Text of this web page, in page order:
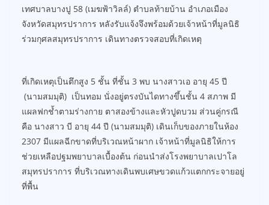
เทศบาลบางปู 58 (เมฆฟ้าวิลล์) ตำบลท้ายบ้าน อำเภอเมือง
จังหวัดสมุทรปราการ หลังรับแจ้งจึงพร้อมด้วยเจ้าหน้าที่มูลนิธิ
ร่วมกุศลสมุทรปราการ เดินทางตรวจสอบที่เกิดเหตุ
ที่เกิดเหตุเป็นตึกสูง 5 ชั้น ที่ชั้น 3 พบ นางสาวเอ อายุ 45 ปี
(นามสมมุติ) เป็นทอม นั่งอยู่ตรงบันไดทางขึ้นชั้น 4 สภาพ มี
แผลฟกช้ำตามร่างกาย ตาสองข้างและหัวปูดบวม ส่วนคู่กรณี
คือ นางสาว บี อายุ 44 ปี (นามสมมุติ) เดินเก็บของภายในห้อง
2307 มีแผลฉีกขาดที่บริเวณหน้าผาก เจ้าหน้าที่มูลนิธิให้การ
ช่วยเหลือปฐมพยาบาลเบื้องต้น ก่อนนำส่งโรงพยาบาลเปาโล
สมุทรปราการ ที่บริเวณทางเดินพบเศษขวดแก้วแตกกระจายอยู่
ที่พื้น